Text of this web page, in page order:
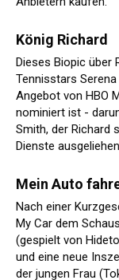
König Richard
Dieses Biopic über
Tennisstars
Angebot von HBO
nominiert ist -
Smith, der Richard
Dienste
Mein Auto
Nach einer
My Car dem
(gespielt von
und eine neue
der jungen Frau